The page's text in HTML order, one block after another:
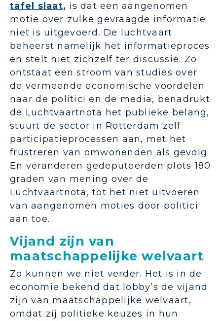
tafel slaat, is dat een aangenomen
motie over zulke gevraagde informatie
niet is uitgevoerd. De luchtvaart
beheerst namelijk het informatieproces
en stelt niet zichzelf ter discussie. Zo
ontstaat een stroom van studies over
de vermeende economische voordelen
naar de politici en de media, benadrukt
de Luchtvaartnota het publieke belang,
stuurt de sector in Rotterdam zelf
participatieprocessen aan, met het
frustreren van omwonenden als gevolg.
En veranderen gedeputeerden plots 180
graden van mening over de
Luchtvaartnota, tot het niet uitvoeren
van aangenomen moties door politici
aan toe.
Vijand zijn van
maatschappelijke welvaart
Zo kunnen we niet verder. Het is in de
economie bekend dat lobby’s de vijand
zijn van maatschappelijke welvaart,
omdat zij politieke keuzes in hun